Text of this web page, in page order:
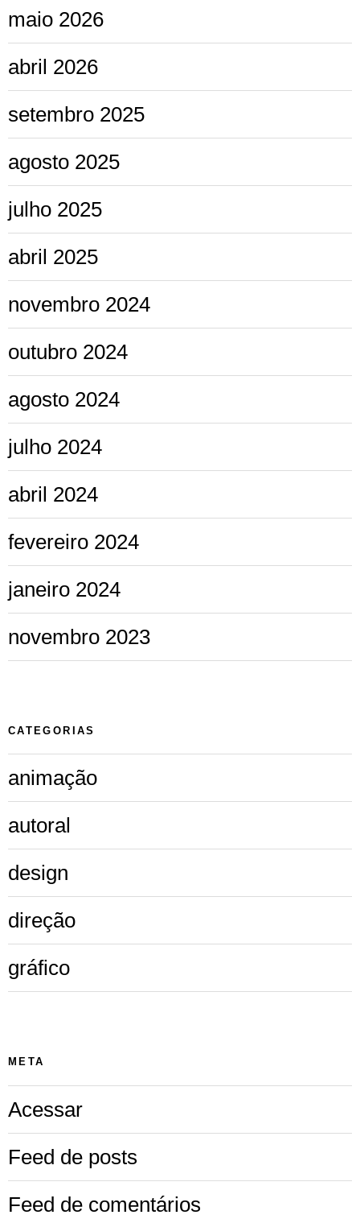
maio 2026
abril 2026
setembro 2025
agosto 2025
julho 2025
abril 2025
novembro 2024
outubro 2024
agosto 2024
julho 2024
abril 2024
fevereiro 2024
janeiro 2024
novembro 2023
CATEGORIAS
animação
autoral
design
direção
gráfico
META
Acessar
Feed de posts
Feed de comentários